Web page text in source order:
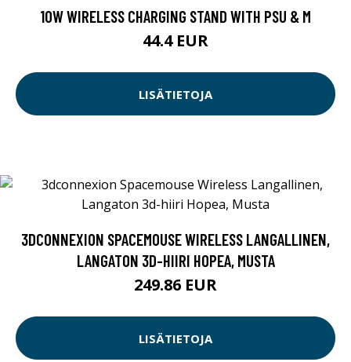
10W WIRELESS CHARGING STAND WITH PSU & M
44.4 EUR
LISÄTIETOJA
3DCONNEXION SPACEMOUSE WIRELESS LANGALLINEN,
LANGATON 3D-HIIRI HOPEA, MUSTA
249.86 EUR
LISÄTIETOJA